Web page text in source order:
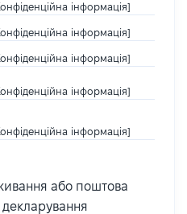
інформація]
інформація]
інформація]
інформація]
інформація]
або поштова
декларування